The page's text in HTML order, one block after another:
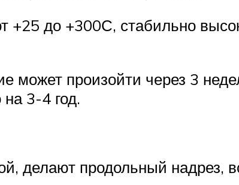
до +300С, стабильно
может произойти через 3
3-4 год.
делают продольный надрез,